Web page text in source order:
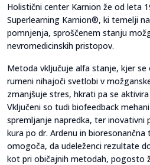
Holistični center Karnion že od leta
Superlearning Karnion®, ki temelji
pomnjenja, sproščenem stanju
nevromedicinskih pristopov.
Metoda vključuje alfa stanje, kjer se
rumeni nihajoči svetlobi v
zmanjšuje stres, hkrati pa se
Vključeni so tudi biofeedback
spremljanje napredka, ter inovativni
kura po dr. Ardenu in
omogoča, da udeleženci rezultate
kot pri običajnih metodah, pogosto